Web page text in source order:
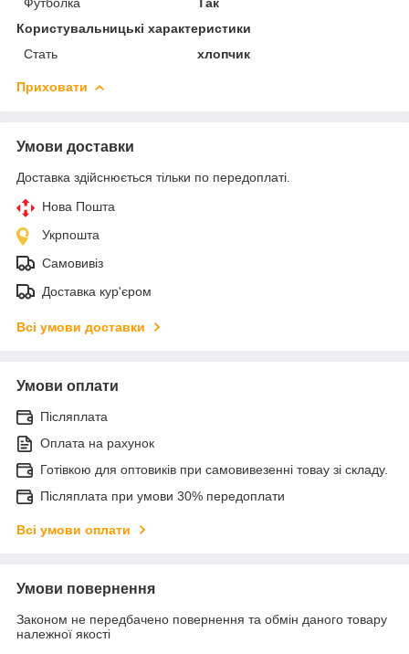
Користувальницькі характеристики
Стать
хлопчик
Приховати
Умови доставки
Доставка здійснюється тільки по передоплаті.
Нова Пошта
Укрпошта
Самовивіз
Доставка кур'єром
Всі умови доставки
Умови оплати
Післяплата
Оплата на рахунок
Готівкою для оптовиків при самовивезенні товау зі складу.
Післяплата при умови 30% передоплати
Всі умови оплати
Умови повернення
Законом не передбачено повернення та обмін даного товару
належної якості